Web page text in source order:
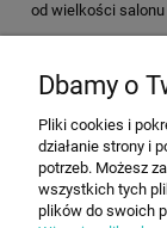
od wielkości
Dbamy o
Pliki cookies i
działanie strony i
potrzeb. Możesz
wszystkich tych
plików do swoich